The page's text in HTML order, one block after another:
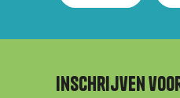
Inschrijven